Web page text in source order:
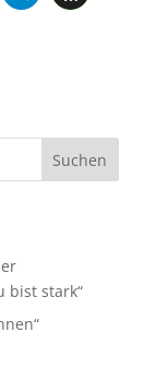
Suchen
bist stark“